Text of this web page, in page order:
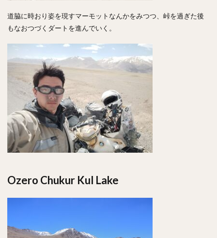
道脇に時おり姿を現すマーモットなんかをみつつ、峠を過ぎた後
もなおつづくダートを進んでいく。
Ozero Chukur Kul Lake